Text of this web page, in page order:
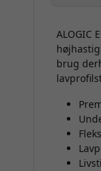
ALOGIC
brug